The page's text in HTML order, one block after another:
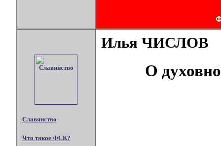
Славянство
Что такое ФСК?
Илья ЧИСЛОВ
О